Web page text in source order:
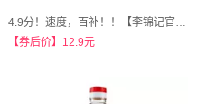
4.9分！速度，百补！！【李锦记官方旗舰店】李锦记薄盐生抽600g*2瓶
【券后价】12.9元